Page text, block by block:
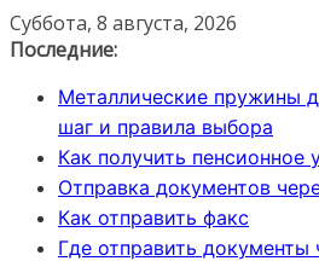
Перейти
к
Суббота, 8 августа, 2026
Последние:
Металлические пружины
шаг и правила выбора
Как получить пенсионное
Отправка документов
Как отправить факс
Где отправить документы